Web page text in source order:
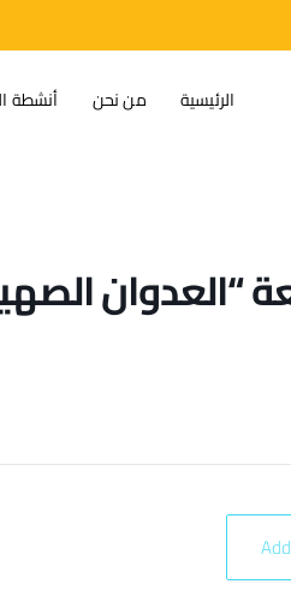
الرئيسية من نحن أنشطة
“العدوان